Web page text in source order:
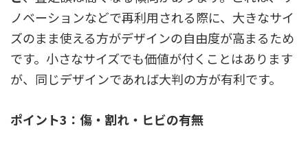
ノベーションなどで再利用される際に、大きなサイ
ズのまま使える方がデザインの自由度が高まるため
です。小さなサイズでも価値が付くことはあります
が、同じデザインであれば大判の方が有利です。
ポイント3：傷・割れ・ヒビの有無